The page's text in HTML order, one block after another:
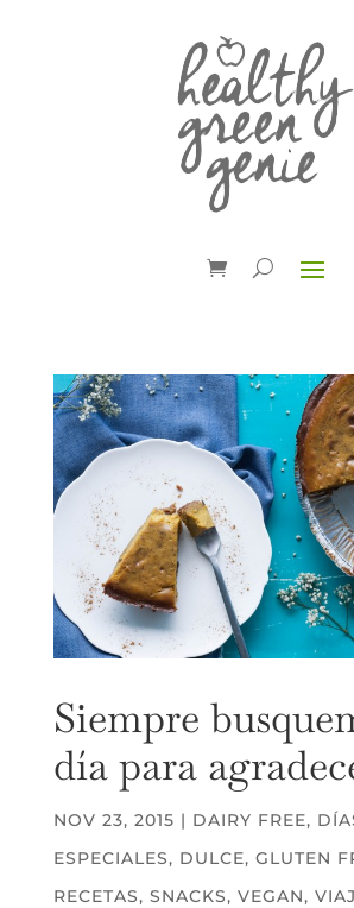
Siempre
día para
NOV 23, 2015 | DAIRY FREE,
ESPECIALES, DULCE, GLUTEN
RECETAS, SNACKS, VEGAN,